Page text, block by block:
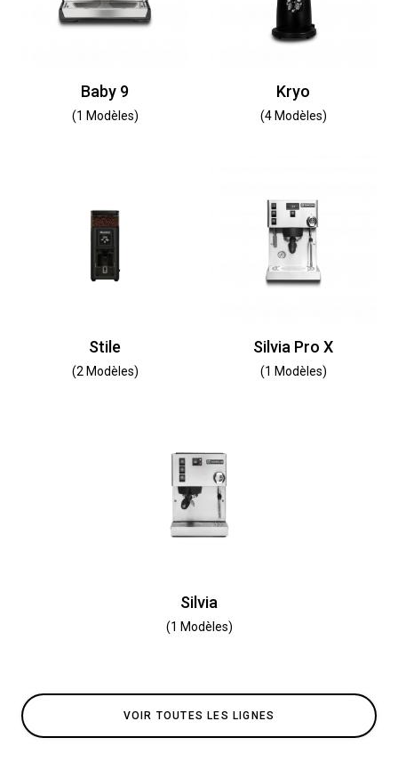
Baby 9
(1 Modèles)
Kryo
(4 Modèles)
Stile
(2 Modèles)
Silvia Pro X
(1 Modèles)
Silvia
(1 Modèles)
VOIR TOUTES LES LIGNES